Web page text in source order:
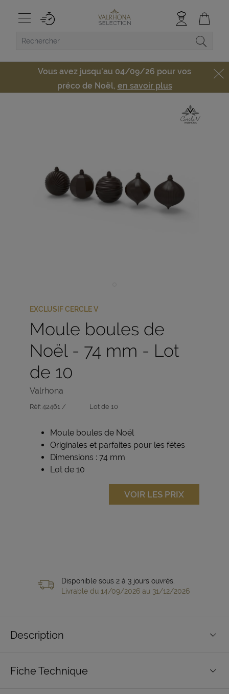
Vous avez jusqu'au 04/09/26 pour vos
préco de Noël, en savoir plus
EXCLUSIF CERCLE V
Moule boules de
Noël - 74 mm - Lot
de 10
Valrhona
Réf: 42461 / Lot de 10
Moule boules de Noël
Originales et parfaites pour les fêtes
Dimensions : 74 mm
Lot de 10
VOIR LES PRIX
Disponible sous 2 à 3 jours ouvrés.
Livrable du 14/09/2026 au 31/12/2026
Description
Fiche Technique